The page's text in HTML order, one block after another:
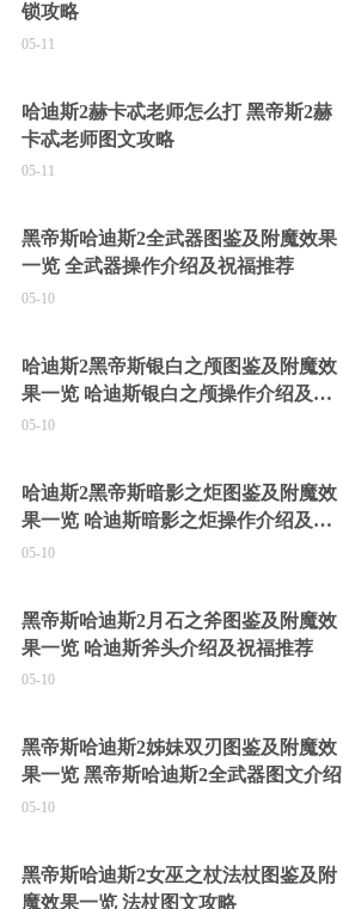
锁攻略
05-11
哈迪斯2赫卡忒老师怎么打 黑帝斯2赫
卡忒老师图文攻略
05-11
黑帝斯哈迪斯2全武器图鉴及附魔效果
一览 全武器操作介绍及祝福推荐
05-10
哈迪斯2黑帝斯银白之颅图鉴及附魔效
果一览 哈迪斯银白之颅操作介绍及祝
福推荐
05-10
哈迪斯2黑帝斯暗影之炬图鉴及附魔效
果一览 哈迪斯暗影之炬操作介绍及祝
福推荐
05-10
黑帝斯哈迪斯2月石之斧图鉴及附魔效
果一览 哈迪斯斧头介绍及祝福推荐
05-10
黑帝斯哈迪斯2姊妹双刃图鉴及附魔效
果一览 黑帝斯哈迪斯2全武器图文介绍
05-10
黑帝斯哈迪斯2女巫之杖法杖图鉴及附
魔效果一览 法杖图文攻略